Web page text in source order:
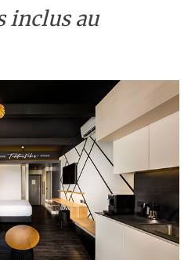
inclus au